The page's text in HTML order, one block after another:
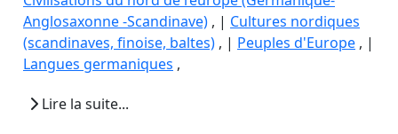
Anglosaxonne -Scandinave) , | Cultures nordiques
(scandinaves, finoise, baltes) , | Peuples d'Europe , |
Langues germaniques ,
Lire la suite...